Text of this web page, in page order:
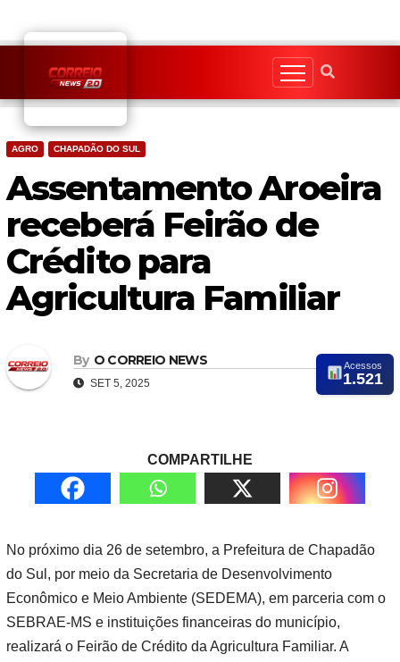
content
AGRO CHAPADÃO DO SUL
Assentamento Aroeira
receberá Feirão de
Crédito para
Agricultura Familiar
By O CORREIO NEWS
SET 5, 2025
Acessos
1.521
COMPARTILHE
No próximo dia 26 de setembro, a Prefeitura de Chapadão
do Sul, por meio da Secretaria de Desenvolvimento
Econômico e Meio Ambiente (SEDEMA), em parceria com o
SEBRAE-MS e instituições financeiras do município,
realizará o Feirão de Crédito da Agricultura Familiar. A